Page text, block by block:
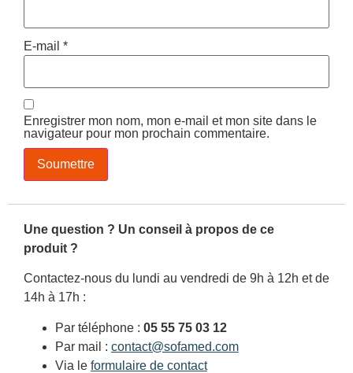
E-mail *
Enregistrer mon nom, mon e-mail et mon site dans le
navigateur pour mon prochain commentaire.
Une question ? Un conseil à propos de ce
produit ?
Contactez-nous du lundi au vendredi de 9h à 12h et de
14h à 17h :
Par téléphone : 05 55 75 03 12
Par mail : contact@sofamed.com
Via le formulaire de contact